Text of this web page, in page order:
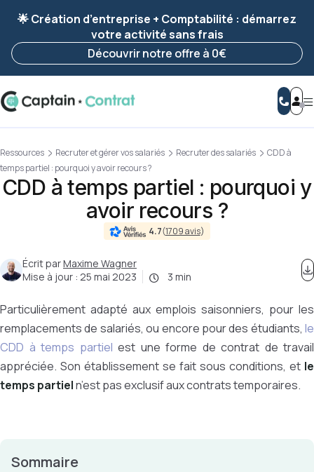
enregistrée 🚀
Reprendre ma démarche
🌟 Création d’entreprise + Comptabilité : démarrez
votre activité sans frais
Découvrir notre offre à 0€
Ressources Recruter et gérer vos salariés Recruter des salariés
CDD à
temps partiel : pourquoi y avoir recours ?
CDD à temps partiel : pourquoi y
avoir recours ?
4.7(1709 avis)
Écrit parMaxime Wagner
Mise à jour : 25 mai 2023 3 min
Particulièrement adapté aux emplois saisonniers, pour les
remplacements de salariés, ou encore pour des étudiants, le
CDD à temps partiel est une forme de contrat de travail
appréciée. Son établissement se fait sous conditions, et le
temps partieln’est pas exclusif aux contrats temporaires.
Sommaire